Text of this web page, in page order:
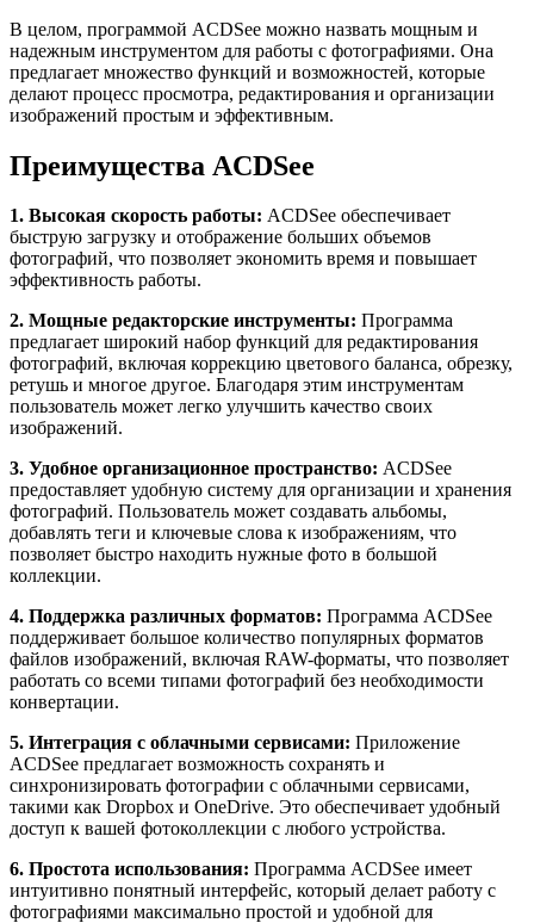
В целом, программой ACDSee можно назвать мощным и
надежным инструментом для работы с фотографиями. Она
предлагает множество функций и возможностей, которые
делают процесс просмотра, редактирования и организации
изображений простым и эффективным.
Преимущества ACDSee
1. Высокая скорость работы: ACDSee обеспечивает
быструю загрузку и отображение больших объемов
фотографий, что позволяет экономить время и повышает
эффективность работы.
2. Мощные редакторские инструменты: Программа
предлагает широкий набор функций для редактирования
фотографий, включая коррекцию цветового баланса, обрезку,
ретушь и многое другое. Благодаря этим инструментам
пользователь может легко улучшить качество своих
изображений.
3. Удобное организационное пространство: ACDSee
предоставляет удобную систему для организации и хранения
фотографий. Пользователь может создавать альбомы,
добавлять теги и ключевые слова к изображениям, что
позволяет быстро находить нужные фото в большой
коллекции.
4. Поддержка различных форматов: Программа ACDSee
поддерживает большое количество популярных форматов
файлов изображений, включая RAW-форматы, что позволяет
работать со всеми типами фотографий без необходимости
конвертации.
5. Интеграция с облачными сервисами: Приложение
ACDSee предлагает возможность сохранять и
синхронизировать фотографии с облачными сервисами,
такими как Dropbox и OneDrive. Это обеспечивает удобный
доступ к вашей фотоколлекции с любого устройства.
6. Простота использования: Программа ACDSee имеет
интуитивно понятный интерфейс, который делает работу с
фотографиями максимально простой и удобной для